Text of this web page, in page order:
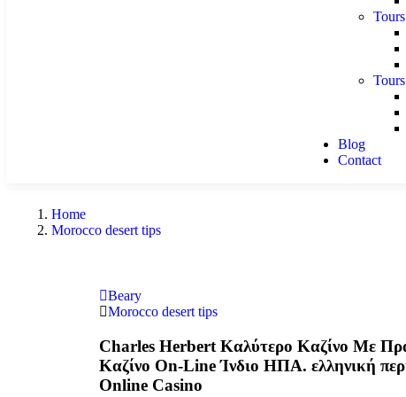
Blog
Contact
Home
Morocco desert tips
Beary
Morocco desert tips
Charles Herbert Καλύτερο Καζίνο Με
Καζίνο On-Line Ίνδιο ΗΠΑ. ελληνική
Online Casino